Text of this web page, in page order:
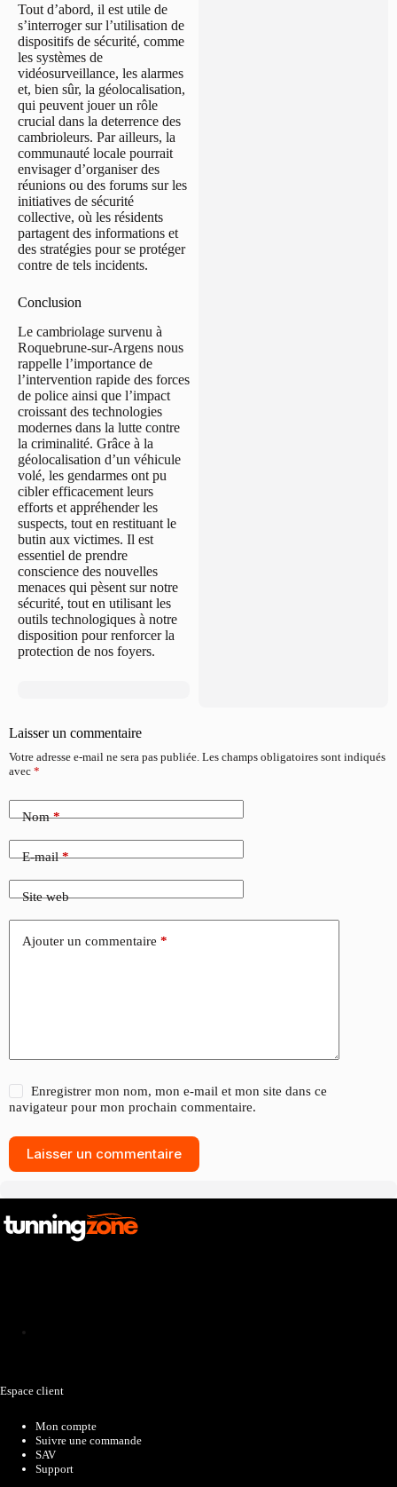
Tout d’abord, il est utile de
s’interroger sur l’utilisation de
dispositifs de sécurité, comme
les systèmes de
vidéosurveillance, les alarmes
et, bien sûr, la géolocalisation,
qui peuvent jouer un rôle
crucial dans la deterrence des
cambrioleurs. Par ailleurs, la
communauté locale pourrait
envisager d’organiser des
réunions ou des forums sur les
initiatives de sécurité
collective, où les résidents
partagent des informations et
des stratégies pour se protéger
contre de tels incidents.
Conclusion
Le cambriolage survenu à
Roquebrune-sur-Argens nous
rappelle l’importance de
l’intervention rapide des forces
de police ainsi que l’impact
croissant des technologies
modernes dans la lutte contre
la criminalité. Grâce à la
géolocalisation d’un véhicule
volé, les gendarmes ont pu
cibler efficacement leurs
efforts et appréhender les
suspects, tout en restituant le
butin aux victimes. Il est
essentiel de prendre
conscience des nouvelles
menaces qui pèsent sur notre
sécurité, tout en utilisant les
outils technologiques à notre
disposition pour renforcer la
protection de nos foyers.
Laisser un commentaire
Votre adresse e-mail ne sera pas publiée. Les champs obligatoires sont indiqués
avec *
Nom*
E-mail*
Site web
Ajouter un commentaire *
Enregistrer mon nom, mon e-mail et mon site dans ce
navigateur pour mon prochain commentaire.
Laisser un commentaire
Espace client
Mon compte
Suivre une commande
SAV
Support